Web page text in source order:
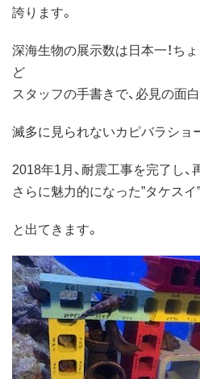
誇ります。
深海生物の展示数は日本一！ち
ど
スタッフの手書きで、必見の面白
滅多に見られないカピバラショ
2018年1月、耐震工事を完了し、
さらに魅力的になった”タケス
と出てきます。